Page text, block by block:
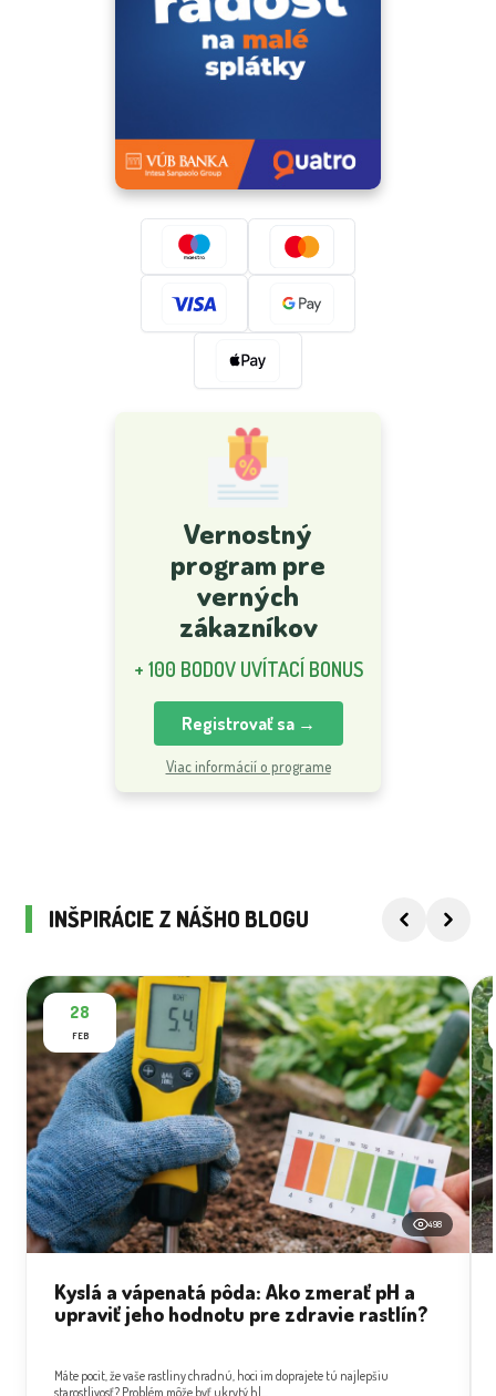
Vernostný
program pre
verných
zákazníkov
+ 100 BODOV UVÍTACÍ BONUS
Registrovať sa →
Viac informácií o programe
INŠPIRÁCIE Z NÁŠHO BLOGU
28
FEB
498
Kyslá a vápenatá pôda: Ako zmerať pH a
upraviť jeho hodnotu pre zdravie rastlín?
Máte pocit, že vaše rastliny chradnú, hoci im doprajete tú najlepšiu
starostlivosť? Problém môže byť ukrytý hl...